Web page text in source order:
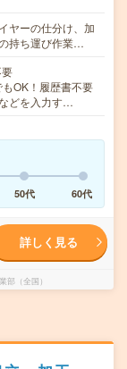
ヤーの仕分け、加
持ち運び作業…
OK！履歴書不要
どを入力す…
50代 60代
詳しく見る
（全国）